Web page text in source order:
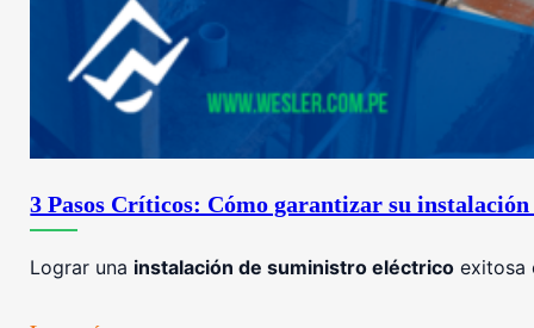
3 Pasos Críticos: Cómo garantizar su
Lograr una instalación de suministro eléctrico exitosa